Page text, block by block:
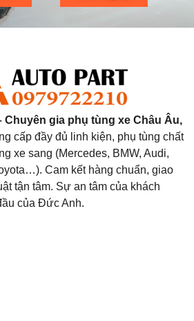
Chuyên gia phụ tùng xe Châu Âu,
cấp đầy đủ linh kiện, phụ tùng chất
xe sang (Mercedes, BMW, Audi,
Cam kết hàng chuẩn, giao
tận tâm. Sự an tâm của khách
của Đức Anh.